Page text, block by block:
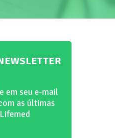
em seu e-mail
as últimas